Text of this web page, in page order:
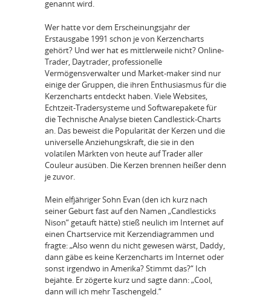
genannt wird.
Wer hatte vor dem Erscheinungsjahr der
Erstausgabe 1991 schon je von Kerzencharts
gehört? Und wer hat es mittlerweile nicht? Online-
Trader, Daytrader, professionelle
Vermögensverwalter und Market-maker sind nur
einige der Gruppen, die ihren Enthusiasmus für die
Kerzencharts entdeckt haben. Viele Websites,
Echtzeit-Tradersysteme und Softwarepakete für
die Technische Analyse bieten Candlestick-Charts
an. Das beweist die Popularität der Kerzen und die
universelle Anziehungskraft, die sie in den
volatilen Märkten von heute auf Trader aller
Couleur ausüben. Die Kerzen brennen heißer denn
je zuvor.
Mein elfjähriger Sohn Evan (den ich kurz nach
seiner Geburt fast auf den Namen „Candlesticks
Nison“ getauft hätte) stieß neulich im Internet auf
einen Chartservice mit Kerzendiagrammen und
fragte: „Also wenn du nicht gewesen wärst, Daddy,
dann gäbe es keine Kerzencharts im Internet oder
sonst irgendwo in Amerika? Stimmt das?“ Ich
bejahte. Er zögerte kurz und sagte dann: „Cool,
dann will ich mehr Taschengeld.“